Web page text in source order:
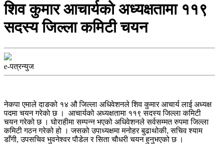
शिव कुमार आचार्यको अध्यक्षतामा ११९
सदस्य जिल्ला कमिटी चयन
e-पत्रन्युज
नेकपा एमाले दाङको १४ औ जिल्ला अधिवेशनलेशिव कुमार आचार्य लाई अध्यक्ष
पदमा चयन गरेकाे छ । आचार्यको अध्यक्षतामा ११९ सदस्य जिल्ला कमिटी
चयन गरेको छ । घोराहीमा सम्पन्न भएको अधिवेशनलेसर्वसम्मत रुपमा जिल्ला
कमिटी गठन गरेको हो । जसको उपाध्यक्षमा मनोहर बुढाथोकी, सचिव श्याम
डाँगी, उपसचिव भुवनेश्वर पौडेल र सिता चौधरी चयन हुनुभएको छ ।